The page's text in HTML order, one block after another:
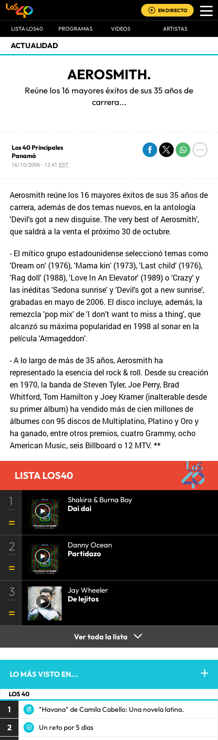
EN DIRECTO
LISTA LOS40 PROGRAMAS VIDEOS ARTISTAS
ACTUALIDAD
AEROSMITH.
Reúne los 16 mayores éxitos de sus 35 años de
carrera...
Los 40 Principales
Panamá
16/10/2006 - 12:41 EST
Aerosmith reúne los 16 mayores éxitos de sus 35 años de
carrera, además de dos temas nuevos, en la antología
'Devil's got a new disguise. The very best of Aerosmith',
que saldrá a la venta el próximo 30 de octubre.
- El mítico grupo estadounidense seleccionó temas como
'Dream on' (1976), 'Mama kin' (1973), 'Last child' (1976),
'Rag doll' (1988), 'Love In An Elevator' (1989) o 'Crazy' y
las inéditas 'Sedona sunrise' y 'Devil's got a new sunrise',
grabadas en mayo de 2006. El disco incluye, además, la
remezcla 'pop mix' de 'I don't want to miss a thing', que
alcanzó su máxima popularidad en 1998 al sonar en la
película 'Armageddon'.
- A lo largo de más de 35 años, Aerosmith ha
representado la esencia del rock & roll. Desde su creación
en 1970, la banda de Steven Tyler, Joe Perry, Brad
Whitford, Tom Hamilton y Joey Kramer (inalterable desde
su primer álbum) ha vendido más de cien millones de
álbumes con 95 discos de Multiplatino, Platino y Oro y
ha ganado, entre otros premios, cuatro Grammy, ocho
American Music, seis Billboard o 12 MTV. **
LISTA LOS40
1
Shakira & Burna Boy
Dai dai
2
Danny Ocean
Partidazo
3
Jay Wheeler
De lejitos
Ver toda la lista
LO MÁS VISTO EN...
LOS 40
1 "Havana" de Camila Cabello: Una novela latina.
2 Un reto por 5 días